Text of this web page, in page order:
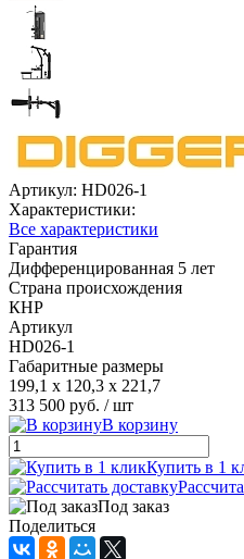
Артикул: HD026-1
Характеристики:
Все характеристики
Гарантия
Дифференцированная 5 лет
Страна происхождения
КНР
Артикул
HD026-1
Габаритные размеры
199,1 х 120,3 х 221,7
313 500 руб. / шт
В корзину
Купить в 1
Под заказ
Поделиться